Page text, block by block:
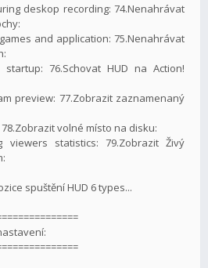
deskop recording: 74.Nenahrávat
and application: 75.Nenahrávat
76.Schovat HUD na Action!
preview: 77.Zobrazit zaznamenaný
volné místo na disku:
viewers statistics: 79.Zobrazit Živý
spuštění HUD 6 types...